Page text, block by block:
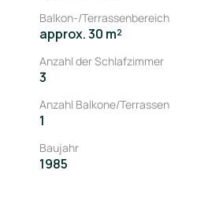
Balkon-/Terrassenbereich
approx. 30 m²
Anzahl der Schlafzimmer
3
Anzahl Balkone/Terrassen
1
Baujahr
1985